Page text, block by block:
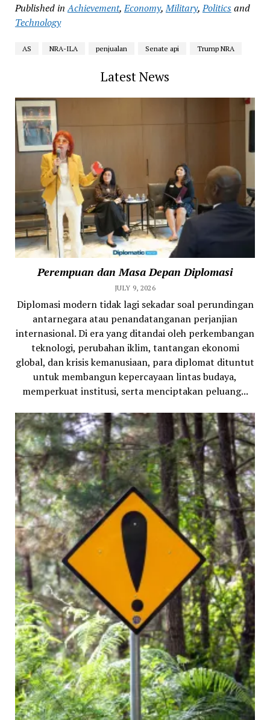
Published in Achievement,Economy,Military,Politicsand
Technology
AS NRA-ILA penjualan Senate api Trump NRA
Latest News
Perempuan dan Masa Depan Diplomasi
JULY 9, 2026
Diplomasi modern tidak lagi sekadar soal perundingan
antarnegara atau penandatanganan perjanjian
internasional. Di era yang ditandai oleh perkembangan
teknologi, perubahan iklim, tantangan ekonomi
global, dan krisis kemanusiaan, para diplomat dituntut
untuk membangun kepercayaan lintas budaya,
memperkuat institusi, serta menciptakan peluang...